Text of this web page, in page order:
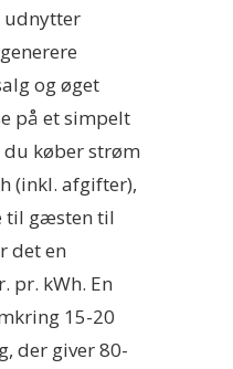
udnytter
og øget
på et simpelt
du køber strøm
(inkl. afgifter),
til gæsten til
det en
pr. kWh. En
15-20
der giver 80-